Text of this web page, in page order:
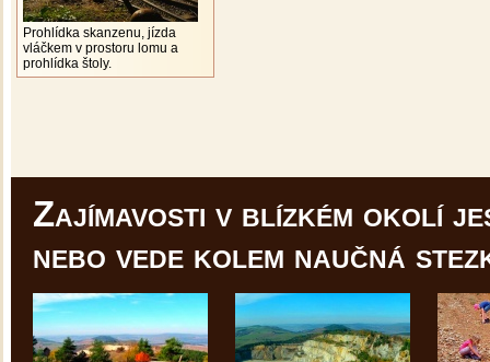
Prohlídka skanzenu, jízda
vláčkem v prostoru lomu a
prohlídka štoly.
Zajímavosti v blízkém okolí
nebo vede kolem naučná